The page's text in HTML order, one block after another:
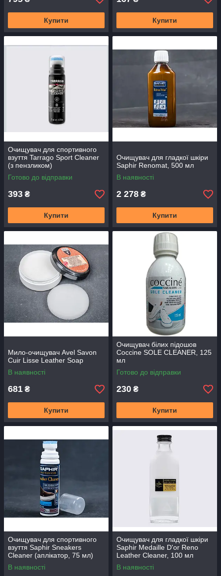
Купити Купити
Очищувач для спортивного
взуття Tarrago Sport Cleaner
(з пензликом)
Готово до відправки
393 ₴
Купити
Очищувач для гладкої шкіри
Saphir Renomat, 500 мл
В наявності
2 278 ₴
Купити
Мило-очищувач Avel Savon
Cuir Lisse Leather Soap
В наявності
681 ₴
Купити
Очищувач білих підошов
Coccine SOLE CLEANER, 125
мл
Готово до відправки
230 ₴
Купити
Очищувач для спортивного
взуття Saphir Sneakers
Cleaner (аплікатор, 75 мл)
В наявності
Очищувач для гладкої шкіри
Saphir Medaille D'or Reno
Leather Cleaner, 100 мл
В наявності